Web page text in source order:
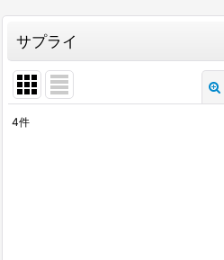
サプライ
4件